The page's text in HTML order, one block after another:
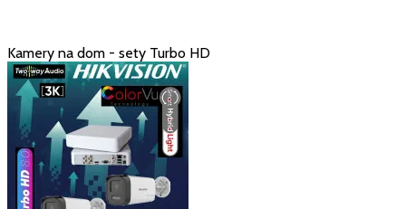
Kamery na dom - sety Turbo HD